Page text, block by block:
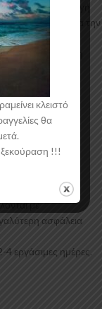
άψογη εφαρμογή
για την
χρώμα και με
μεμβράνη
με
ασφάλεια
εργάσιμες ημέρες.
κλειστό
θα
!!!